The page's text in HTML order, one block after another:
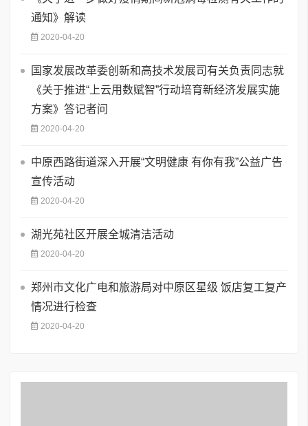
通知》解读
2020-04-20
国家发展改革委创新和高技术发展司有关负责同志就
《关于推进“上云用数赋智”行动培育新经济发展实施
方案》答记者问
2020-04-20
中原西路街道深入开展“文明健康 有你有我”公益广告
宣传活动
2020-04-20
湖光苑社区开展全城清洁活动
2020-04-20
郑州市文化广电和旅游局对中原区星级 饭店复工复产
情况进行检查
2020-04-20